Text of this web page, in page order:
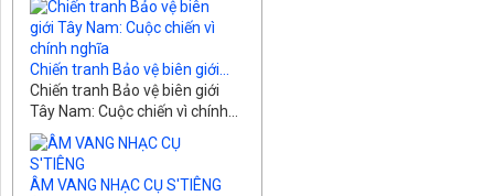
Chiến tranh Bảo vệ biên giới...
Chiến tranh Bảo vệ biên giới
Tây Nam: Cuộc chiến vì chính...
ÂM VANG NHẠC CỤ S'TIÊNG